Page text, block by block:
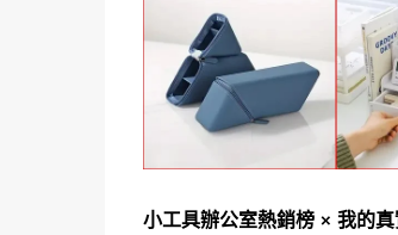
小工具辦公室熱銷榜 × 我的真